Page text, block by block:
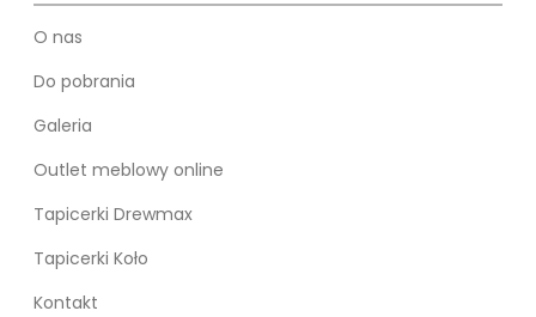
O nas
Do pobrania
Galeria
Outlet meblowy online
Tapicerki Drewmax
Tapicerki Koło
Kontakt